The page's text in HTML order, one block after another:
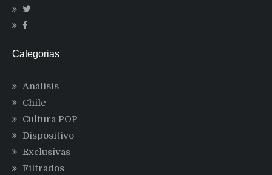
Categorias
Análisis
Chile
Cultura POP
Dispositivo
Exclusivas
Filtrados